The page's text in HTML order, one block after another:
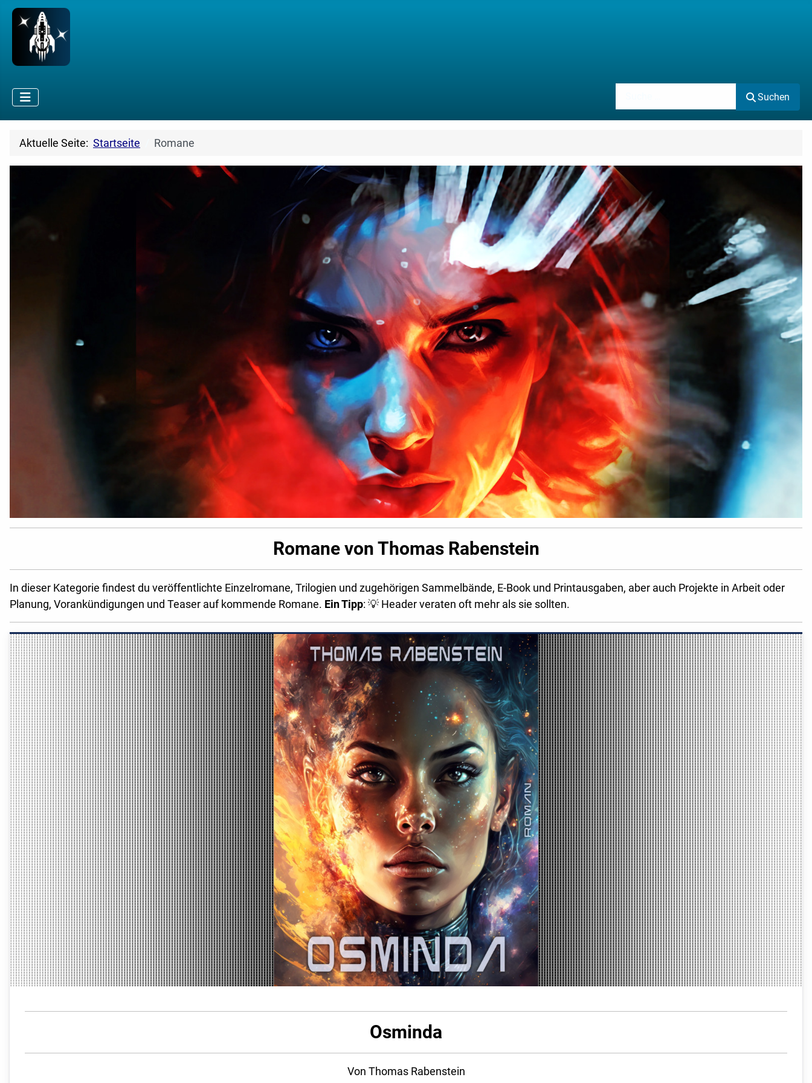
Suchen
Aktuelle Seite: Startseite Romane
Romane von Thomas Rabenstein
In dieser Kategorie findest du veröffentlichte Einzelromane, Trilogien und zugehörigen Sammelbände, E-Book und Printausgaben, aber auch Projekte in Arbeit oder
Planung, Vorankündigungen und Teaser auf kommende Romane. Ein Tipp: 💡 Header veraten oft mehr als sie sollten.
Osminda
Von Thomas Rabenstein